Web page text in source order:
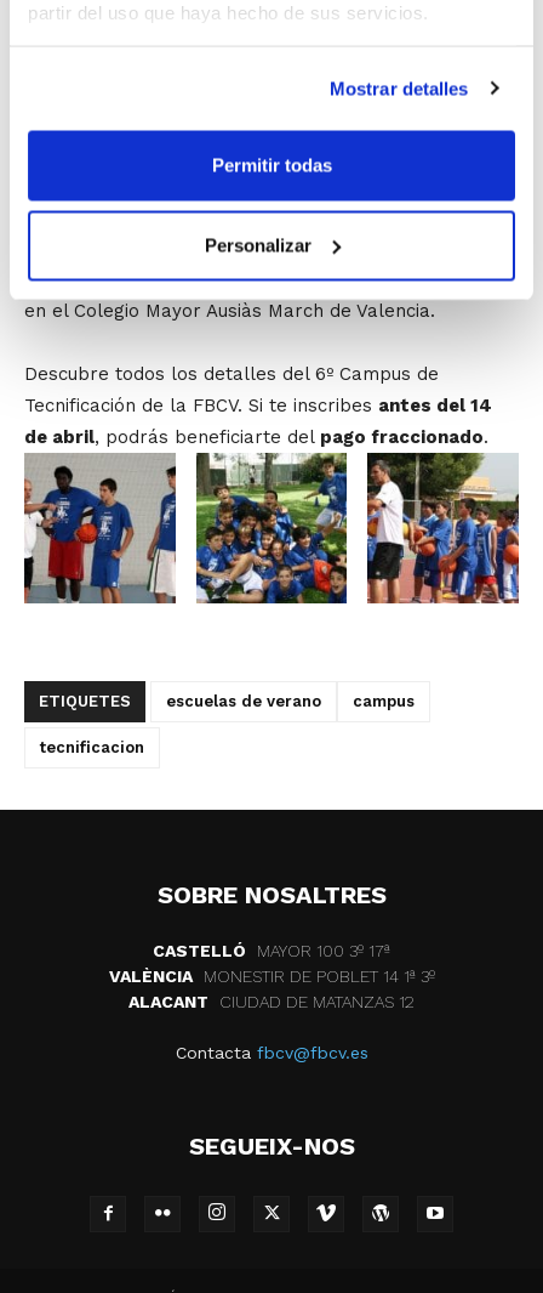
partir del uso que haya hecho de sus servicios.
Mostrar detalles
Permitir todas
Personalizar
El 6º Campus de Tecnificación se celebra en tres
atender mejor las necesidades específicas de los
Campus de Tecnificación Minibasket:
Campus de Tecnificación Infantil:Del 3 al 9 de julio en
el Colegio Mayor Ausiàs March de Valencia.
Campus de Tecnificación Cadete:Del 9 al 15 de julio
en el Colegio Mayor Ausiàs March de Valencia.
Descubre todos los detalles del 6º Campus de
Tecnificación de la FBCV. Si te inscribes antes del 14
de abril, podrás beneficiarte del pago fraccionado.
ETIQUETES escuelas de verano campus
tecnificacion
SOBRE NOSALTRES
CASTELLÓ
MAYOR 100 3º 17ª
VALÈNCIA
MONESTIR DE POBLET 14 1ª 3º
ALACANT
CIUDAD DE MATANZAS 12
Contacta fbcv@fbcv.es
SEGUEIX-NOS